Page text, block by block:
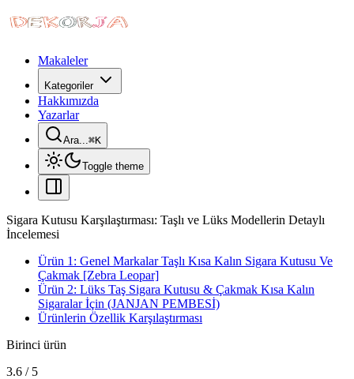
Makaleler
Kategoriler
Hakkımızda
Yazarlar
Ara...⌘K
Toggle theme
Sigara Kutusu Karşılaştırması: Taşlı ve Lüks Modellerin Detaylı
İncelemesi
Ürün 1: Genel Markalar Taşlı Kısa Kalın Sigara Kutusu Ve
Çakmak [Zebra Leopar]
Ürün 2: Lüks Taş Sigara Kutusu & Çakmak Kısa Kalın
Sigaralar İçin (JANJAN PEMBESİ)
Ürünlerin Özellik Karşılaştırması
Birinci ürün
3.6 / 5